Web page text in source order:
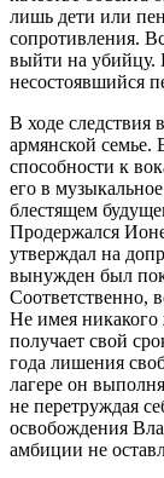
лишь дети или
сопротивления.
выйти на убийцу.
несостоявшийся
В ходе следствия
армянской семье.
способности к
его в
блестящем
Продержался
утверждал на
вынужден был
Соответственно,
Не имея никакого
получает свой
года лишения
лагере он
не перетруждая
освобождения
амбиции не